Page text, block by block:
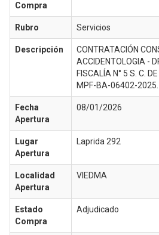
Compra
Rubro Servicios
Descripción
CONTRATACIÓN
ACCIDENTOLOGIA -
FISCALÍA N° 5 S. C.
MPF-BA-06402-2025.
Fecha
Apertura
08/01/2026
Lugar
Apertura
Laprida 292
Localidad
Apertura
VIEDMA
Estado
Compra
Adjudicado